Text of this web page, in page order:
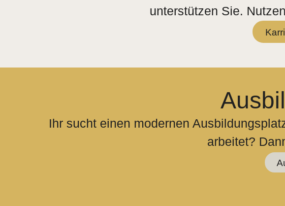
unterstützen Sie.
Ihr sucht einen modernen
arbeitet?